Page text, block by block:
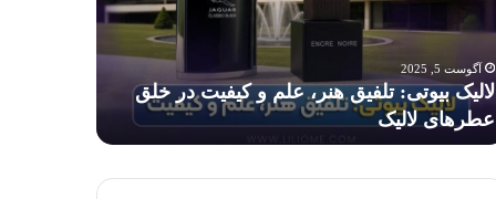
آگوست 5, 2025
لالیک بیوتی: تلفیق هنر، علم و کیفیت در خلق
عطرهای لالیک
کودکان
خطرناک